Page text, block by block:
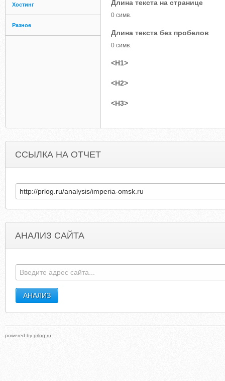
Хостинг
Разное
Длина текста на странице
0 симв.
Длина текста без пробелов
0 симв.
<H1>
<H2>
<H3>
ССЫЛКА НА ОТЧЕТ
АНАЛИЗ САЙТА
powered by prlog.ru